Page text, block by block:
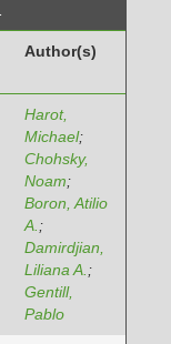
Author(s)
Harot,
Michael;
Chohsky,
Noam;
Boron, Atilio
A. ;
Damirdjian,
Liliana A. ;
Gentill,
Pablo